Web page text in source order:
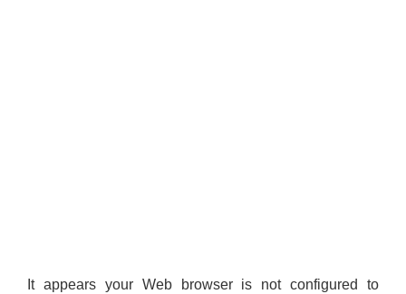
It appears your Web browser is not configured to